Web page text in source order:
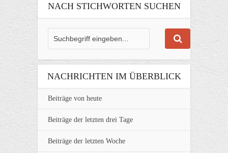
NACH STICHWORTEN SUCHEN
NACHRICHTEN IM ÜBERBLICK
Beiträge von heute
Beiträge der letzten drei Tage
Beiträge der letzten Woche